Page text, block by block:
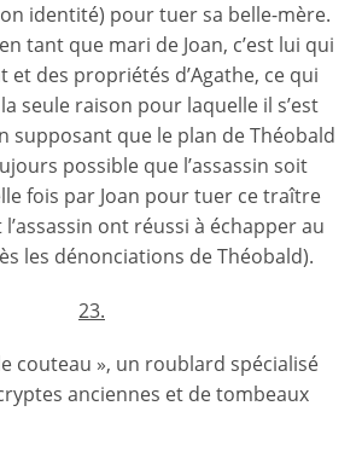
identité) pour tuer sa belle-mère.
tant que mari de Joan, c’est lui qui
et des propriétés d’Agathe, ce qui
seule raison pour laquelle il s’est
supposant que le plan de Théobald
possible que l’assassin soit
fois par Joan pour tuer ce traître
l’assassin ont réussi à échapper au
les dénonciations de Théobald).
23.
couteau », un roublard spécialisé
anciennes et de tombeaux